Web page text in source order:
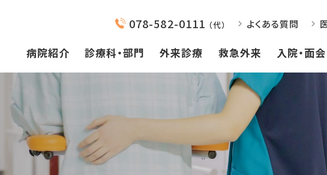
078-582-0111 （代） よくある質問
病院紹介 診療科・部門 外来診療 救急外来 入院・面会